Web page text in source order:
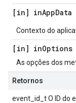
[in] inAppData
Contexto do
[in] inOptions
As opções dos
Retornos
event_id_t O ID do